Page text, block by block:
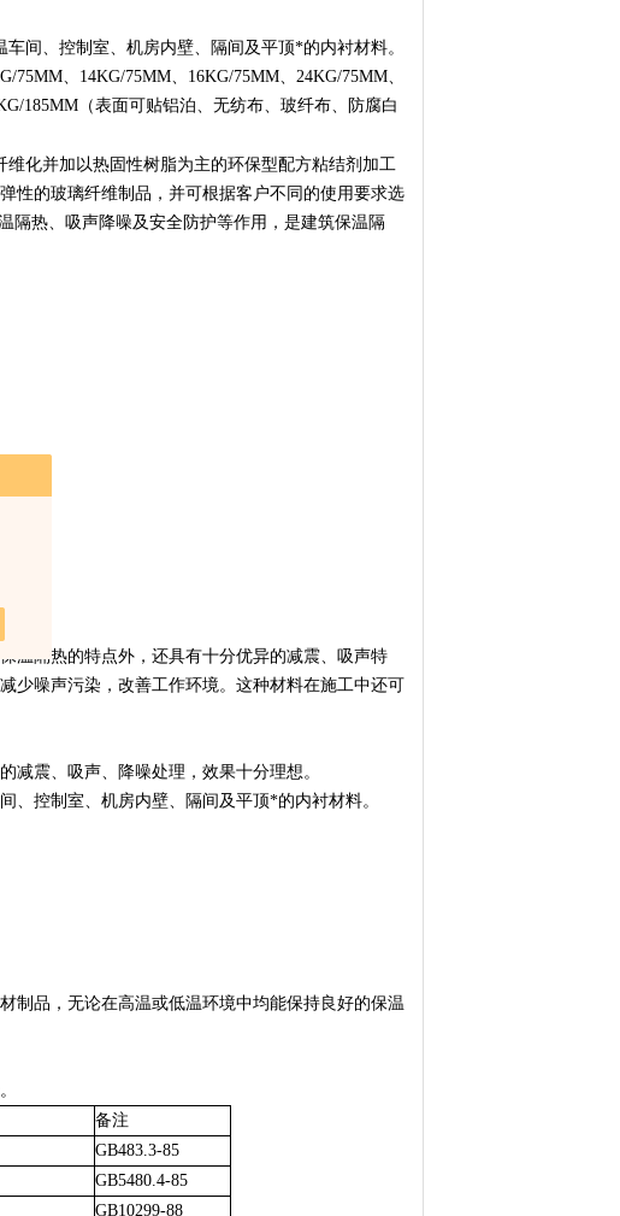
间、控制室、机房内壁、隔间及平顶*的内衬材料。
、14KG/75MM、16KG/75MM、24KG/75MM、
185MM（表面可贴铝泊、无纺布、玻纤布、防腐白
化并加以热固性树脂为主的环保型配方粘结剂加工
性的玻璃纤维制品，并可根据客户不同的使用要求选
隔热、吸声降噪及安全防护等作用，是建筑保温隔
温隔热的特点外，还具有十分优异的减震、吸声特
少噪声污染，改善工作环境。这种材料在施工中还可
减震、吸声、降噪处理，效果十分理想。
、控制室、机房内壁、隔间及平顶*的内衬材料。
制品，无论在高温或低温环境中均能保持良好的保温
备注
GB483.3-85
GB5480.4-85
GB10299-88